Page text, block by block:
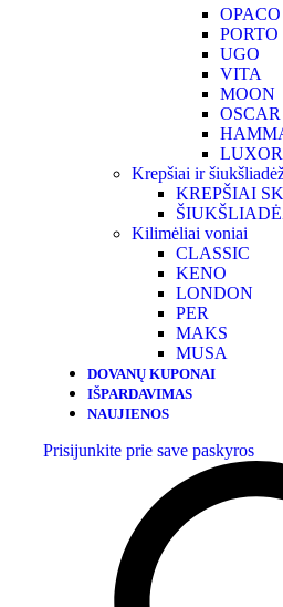
OPACO
PORTO
UGO
VITA
MOON
OSCAR
LUXOR
Krepšiai ir
KREPŠIAI
Kilimėliai voniai
CLASSIC
KENO
LONDON
PER
MAKS
MUSA
DOVANŲ KUPONAI
IŠPARDAVIMAS
NAUJIENOS
Prisijunkite prie save paskyros